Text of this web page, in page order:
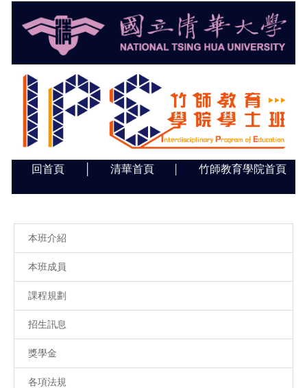
內
回首頁 清華首頁 竹師教育學院首頁
本班介紹
本班成員
課程規劃
招生訊息
獎學金
各項法規